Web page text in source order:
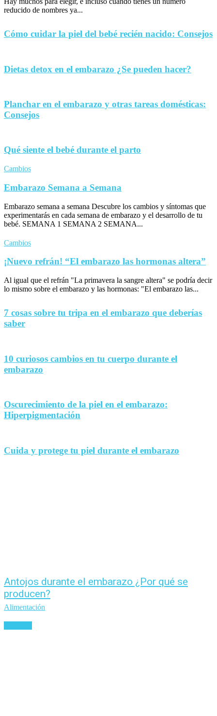
reducido de nombres ya...
Cómo cuidar la piel del bebé recién nacido: Consejos
Dietas detox en el embarazo ¿Se pueden hacer?
Planchar en el embarazo y otras tareas domésticas:
Consejos
Qué siente el bebé durante el parto
Cambios
Embarazo Semana a Semana
Embarazo semana a semana Descubre los cambios y síntomas que
experimentarás en cada semana de embarazo y el desarrollo de tu
bebé. SEMANA 1 SEMANA 2 SEMANA...
Cambios
¡Nuevo refrán! “El embarazo las hormonas altera”
Al igual que el refrán "La primavera la sangre altera" se podría decir
lo mismo sobre el embarazo y las hormonas: "El embarazo las...
7 cosas sobre tu tripa en el embarazo que deberías
saber
10 curiosos cambios en tu cuerpo durante el
embarazo
Oscurecimiento de la piel en el embarazo:
Hiperpigmentación
Cuida y protege tu piel durante el embarazo
Antojos durante el embarazo ¿Por qué se
producen?
Alimentación